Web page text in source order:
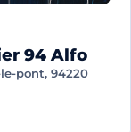
94 Alfo
pont, 94220